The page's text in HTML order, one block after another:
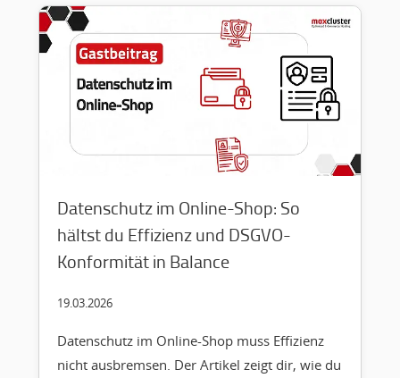
Datenschutz im Online-Shop: So
hältst du Effizienz und DSGVO-
Konformität in Balance
19.03.2026
Datenschutz im Online-Shop muss Effizienz
nicht ausbremsen. Der Artikel zeigt dir, wie du